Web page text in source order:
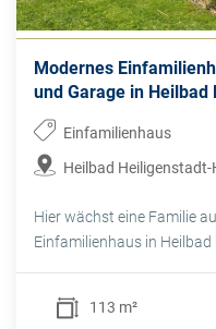
Modernes
und Garage in Heilbad
Einfamilienhaus
Heilbad
Hier wächst eine Familie
Einfamilienhaus in
113 m²